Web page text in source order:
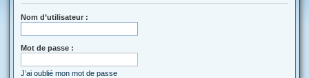
Nom d’utilisateur :
Mot de passe :
J’ai oublié mon mot de passe